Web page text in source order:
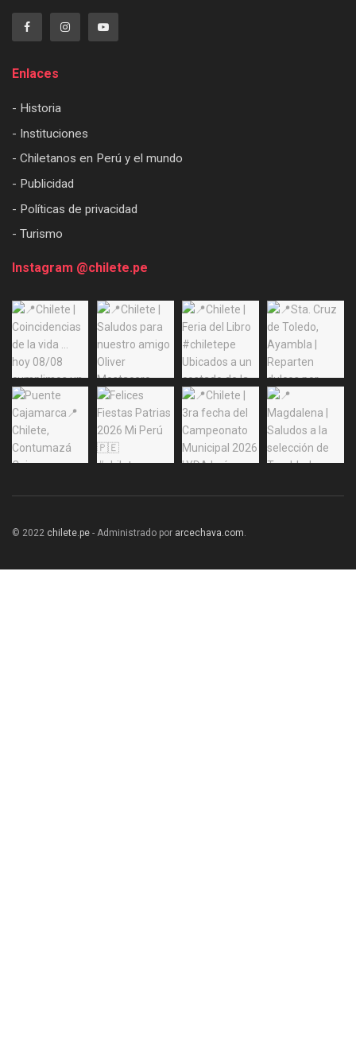
Enlaces
- Historia
- Instituciones
- Chiletanos en Perú y el mundo
- Publicidad
- Políticas de privacidad
- Turismo
Instagram @chilete.pe
© 2022 chilete.pe - Administrado por arcechava.com